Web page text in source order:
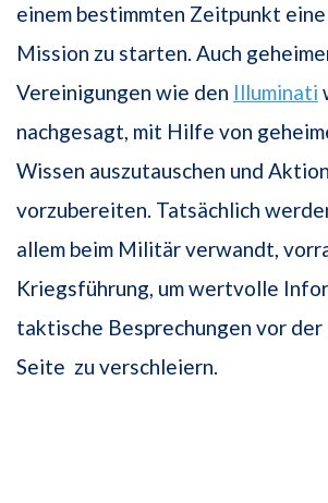
einem bestimmten Zeitpunkt
Mission zu starten. Auch
Vereinigungen wie den Illuminati
nachgesagt, mit Hilfe von
Wissen auszutauschen und
vorzubereiten. Tatsächlich
allem beim Militär verwandt,
Kriegsführung, um wertvolle
taktische Besprechungen vor der
Seite zu verschleiern.